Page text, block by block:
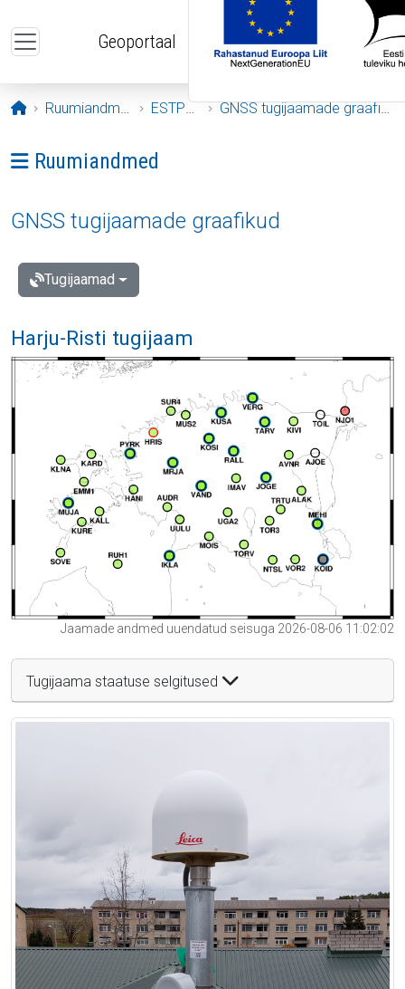
Geoportaal
Avaleht
Ruumiandmed ESTPOS GNSS tugijaamade graafikud
Ava menüü: Ruumiandmed
Ruumiandmed
GNSS tugijaamade graafikud
Tugijaamad
Harju-Risti tugijaam
Jaamade andmed uuendatud seisuga 2026-08-06 11:02:02
Tugijaama staatuse selgitused